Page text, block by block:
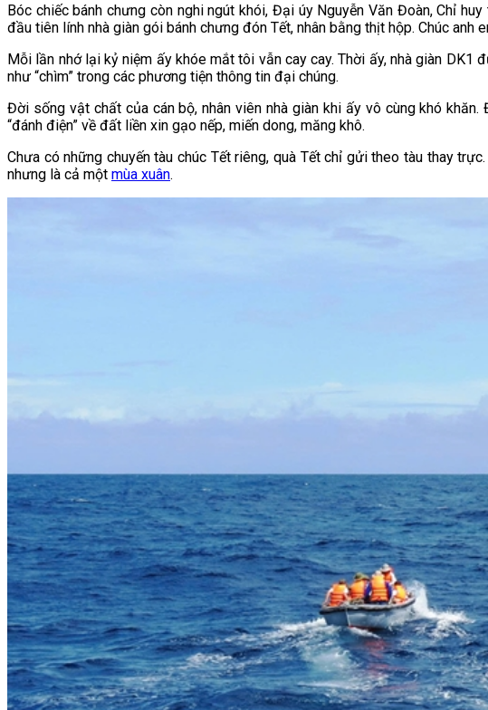
Bóc chiếc bánh chưng còn nghi ngút khói, Đại úy Nguyễn Văn Đoàn, Chỉ
đầu tiên lính nhà giàn gói bánh chưng đón Tết, nhân bằng thịt hộp. Chúc anh
Mỗi lần nhớ lại kỷ niệm ấy khóe mắt tôi vẫn cay cay. Thời ấy, nhà giàn
như “chìm” trong các phương tiện thông tin đại chúng.
Đời sống vật chất của cán bộ, nhân viên nhà giàn khi ấy vô cùng khó
“đánh điện” về đất liền xin gạo nếp, miến dong, măng khô.
Chưa có những chuyến tàu chúc Tết riêng, quà Tết chỉ gửi theo tàu thay
nhưng là cả một mùa xuân.